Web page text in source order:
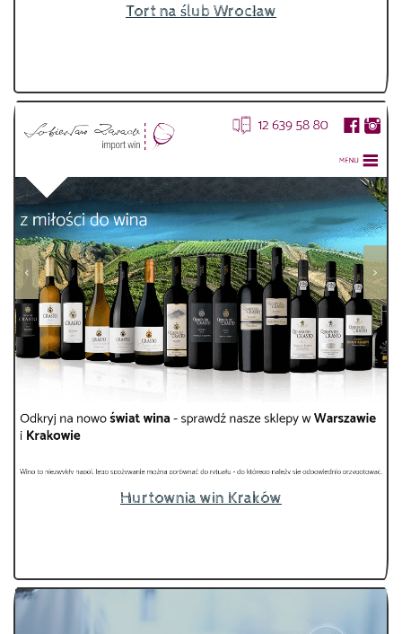
Tort na ślub Wrocław
Hurtownia win Kraków